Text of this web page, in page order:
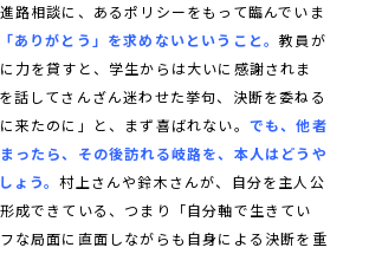
路相談に、あるポリシーをもって臨んでいま
ありがとう」を求めないということ。教員が
力を貸すと、学生からは大いに感謝されま
話してさんざん迷わせた挙句、決断を委ねる
来たのに」と、まず喜ばれない。 でも、他者
ったら、その後訪れる岐路を、本人はどうや
ょう。村上さんや鈴木さんが、自分を主人公
成できている、つまり「自分軸で生きてい
な局面に直面しながらも自身による決断を重